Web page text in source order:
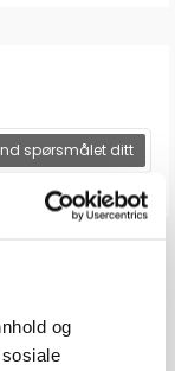
og
spørsmålet ditt